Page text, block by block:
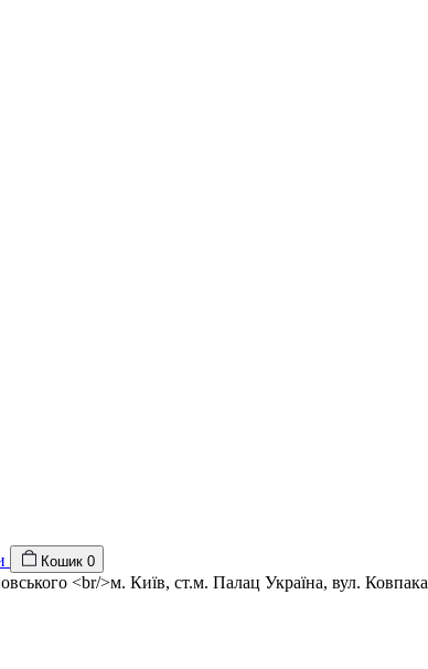
Кошик 0
<br/>м. Київ, ст.м. Палац Україна, вул. Ковпака